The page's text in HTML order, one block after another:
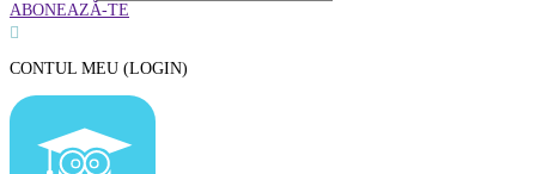
ABONEAZĂ-TE

CONTUL MEU (LOGIN)